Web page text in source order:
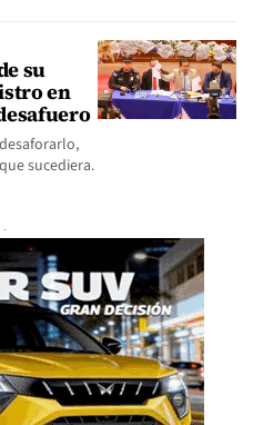
su
en
sucediera.